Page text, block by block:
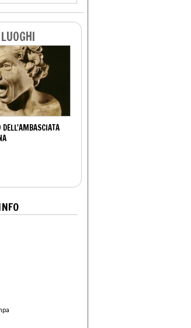
LUOGHI
DELL'AMBASCIATA
INFO